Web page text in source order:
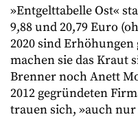
»Entgelttabelle Ost«
9,88 und 20,79 Euro
2020 sind
machen sie das Kraut
Brenner noch Anett
2012 gegründeten
trauen sich, »auch